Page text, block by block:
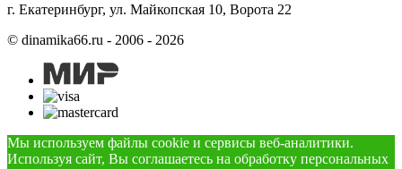
г. Екатеринбург, ул. Майкопская 10, Ворота 22
© dinamika66.ru - 2006 - 2026
Мы используем файлы cookie и сервисы веб-аналитики.
Используя сайт, Вы соглашаетесь на обработку персональных